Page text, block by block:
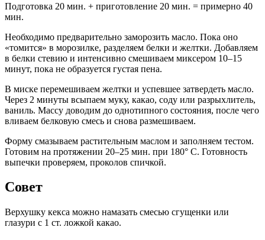
Подготовка 20 мин. + приготовление 20 мин. = примерно 40
мин.
Необходимо предварительно заморозить масло. Пока оно
«томится» в морозилке, разделяем белки и желтки. Добавляем
в белки стевию и интенсивно смешиваем миксером 10–15
минут, пока не образуется густая пена.
В миске перемешиваем желтки и успевшее затвердеть масло.
Через 2 минуты всыпаем муку, какао, соду или разрыхлитель,
ваниль. Массу доводим до однотипного состояния, после чего
вливаем белковую смесь и снова размешиваем.
Форму смазываем растительным маслом и заполняем тестом.
Готовим на протяжении 20–25 мин. при 180° С. Готовность
выпечки проверяем, проколов спичкой.
Совет
Верхушку кекса можно намазать смесью сгущенки или
глазури с 1 ст. ложкой какао.